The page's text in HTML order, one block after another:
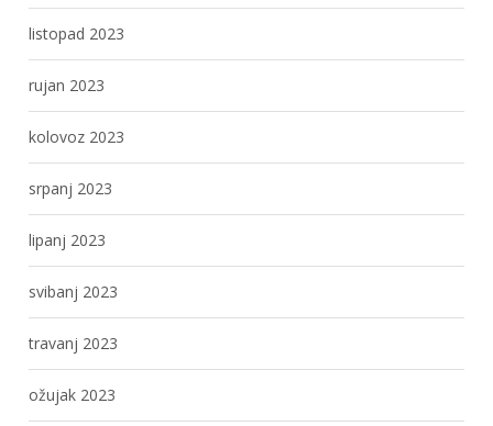
listopad 2023
rujan 2023
kolovoz 2023
srpanj 2023
lipanj 2023
svibanj 2023
travanj 2023
ožujak 2023